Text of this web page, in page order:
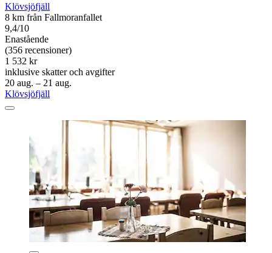
Klövsjöfjäll
8 km från Fallmoranfallet
9,4/10
Enastående
(356 recensioner)
1 532 kr
inklusive skatter och avgifter
20 aug. – 21 aug.
Klövsjöfjäll